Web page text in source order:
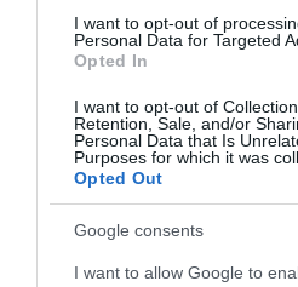
I want to opt-out of
Personal Data for Targeted
Opted In
I want to opt-out of
Retention, Sale, and/or
Personal Data that Is
Purposes for which it was
Opted Out
Google consents
I want to allow Google to
ananász
Korábbi bejegyzések
HASONLÓ BEJEGYZÉSEK